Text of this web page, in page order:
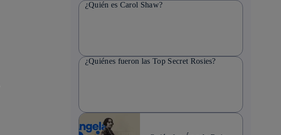
¿Quién es Carol Shaw?
¿Quiénes fueron las Top Secret Rosies?